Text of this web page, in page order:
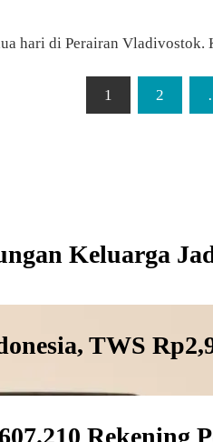
hari di Perairan
1 2
Keluarga
TWS